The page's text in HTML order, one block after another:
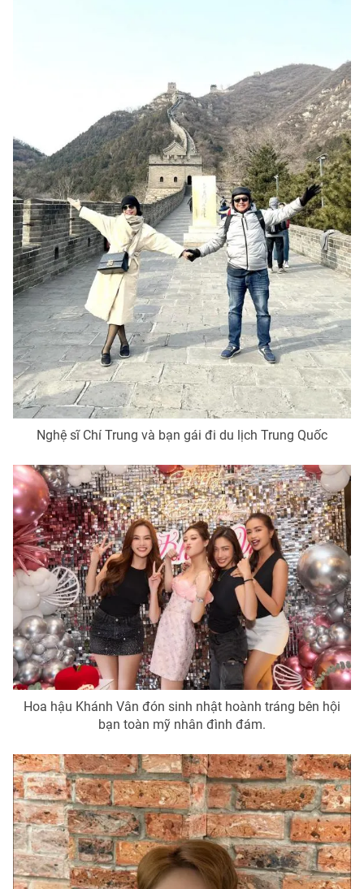
Nghệ sĩ Chí Trung và bạn gái đi du lịch Trung Quốc
Hoa hậu Khánh Vân đón sinh nhật hoành tráng bên hội
bạn toàn mỹ nhân đình đám.